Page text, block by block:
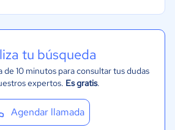
tu búsqueda
de 10 minutos para consultar tus dudas
expertos. Es gratis.
Agendar llamada